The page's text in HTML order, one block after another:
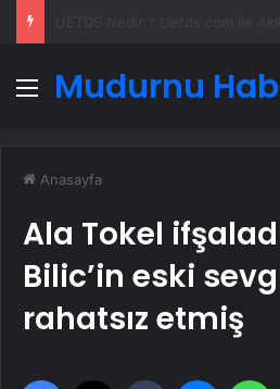
MenüMudurnu
Anasayfa
Ala Tokel
Bilic’in eski
rahatsız etmiş
Facebook Tumblr